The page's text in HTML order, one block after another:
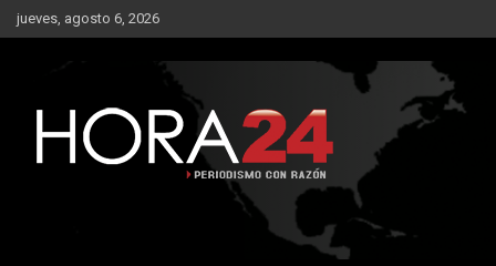
Saltar
al
jueves, agosto 6, 2026